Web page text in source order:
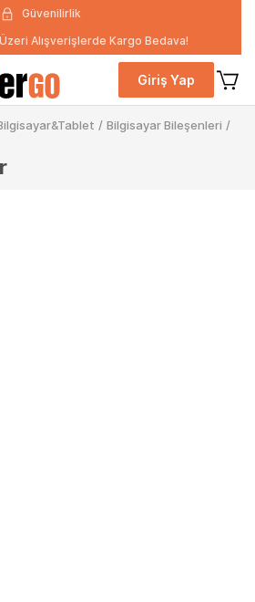
Güvenilirlik
Alışverişlerde Kargo Bedava!
Giriş Yap
/ Bilgisayar Bileşenleri /